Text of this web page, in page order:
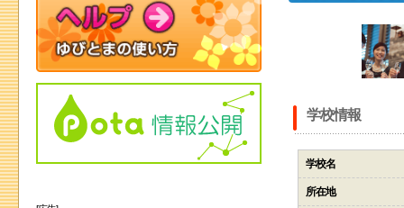
学校情報
学校名
所在地